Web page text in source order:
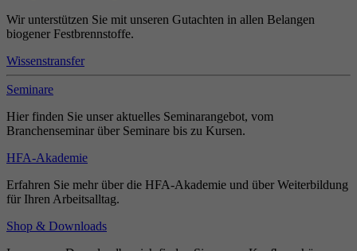
Wir unterstützen Sie mit unseren Gutachten in allen Belangen
biogener Festbrennstoffe.
Wissenstransfer
Seminare
Hier finden Sie unser aktuelles Seminarangebot, vom
Branchenseminar über Seminare bis zu Kursen.
HFA-Akademie
Erfahren Sie mehr über die HFA-Akademie und über Weiterbildung
für Ihren Arbeitsalltag.
Shop & Downloads